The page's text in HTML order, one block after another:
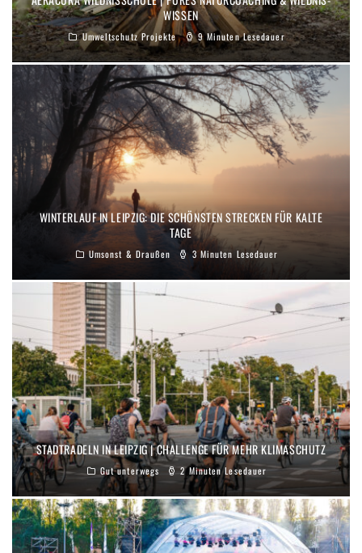
WISSEN
Umweltschutz Projekte 9 Minuten Lesedauer
WINTERLAUF IN LEIPZIG: DIE SCHÖNSTEN STRECKEN FÜR KALTE
TAGE
Umsonst & Draußen 3 Minuten Lesedauer
STADTRADELN IN LEIPZIG | CHALLENGE FÜR MEHR KLIMASCHUTZ
Gut unterwegs 2 Minuten Lesedauer